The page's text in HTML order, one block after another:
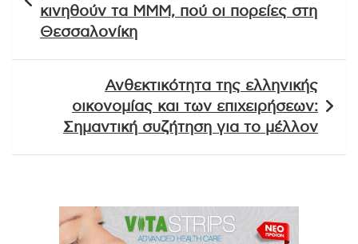
κινηθούν τα ΜΜΜ, πού οι πορείες στη
Θεσσαλονίκη
Ανθεκτικότητα της ελληνικής
οικονομίας και των επιχειρήσεων:
Σημαντική συζήτηση για το μέλλον